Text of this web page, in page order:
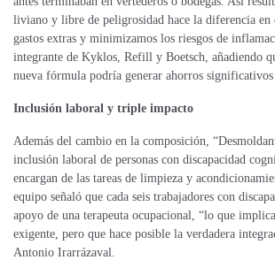
liviano y libre de peligrosidad hace la diferencia en
gastos extras y minimizamos los riesgos de
integrante de Kyklos, Refill y Boetsch, añadiendo
nueva fórmula podría generar ahorros significativos
Inclusión laboral y triple impacto
Además del cambio en la composición,
inclusión laboral de personas con discapacidad
encargan de las tareas de limpieza y
equipo señaló que cada seis trabajadores con
apoyo de una terapeuta ocupacional, “lo que
exigente, pero que hace posible la verdadera
Antonio Irarrázaval.